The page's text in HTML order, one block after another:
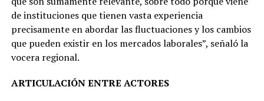
de instituciones que tienen vasta experiencia
precisamente en abordar las fluctuaciones y los cambios
que pueden existir en los mercados laborales”, señaló la
vocera regional.
ARTICULACIÓN ENTRE ACTORES